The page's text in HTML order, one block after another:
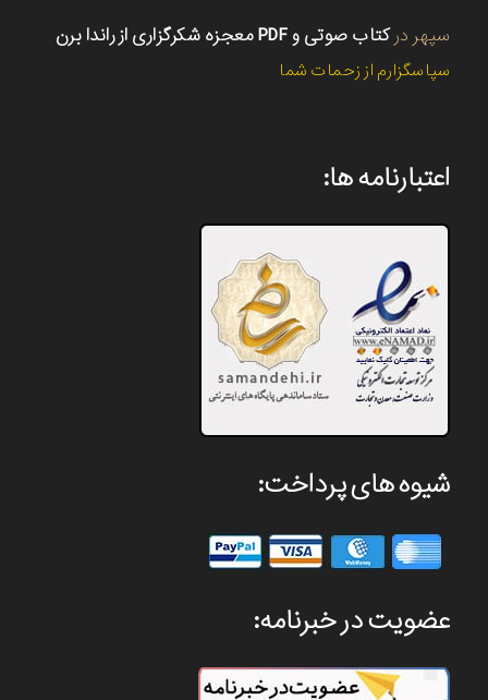
سپهر درکتاب صوتی و PDF معجزه شکرگزاری از راندا برن
سپاسگزارم از زحمات شما
اعتبارنامه ها:
شیوه های پرداخت:
عضویت در خبرنامه: